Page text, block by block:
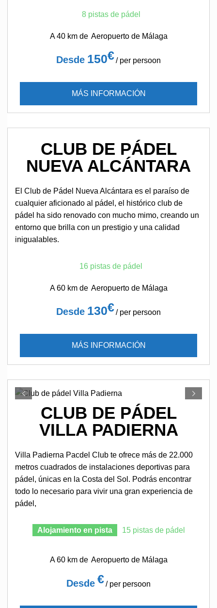
8 pistas de pádel
A 40 km de Aeropuerto de Málaga
Desde 150€/ per persoon
MÁS INFORMACIÓN
CLUB DE PÁDEL
NUEVA ALCÁNTARA
El Club de Pádel Nueva Alcántara es el paraíso de
cualquier aficionado al pádel, el histórico club de
pádel ha sido renovado con mucho mimo, creando un
entorno que brilla con un prestigio y una calidad
inigualables.
16 pistas de pádel
A 60 km de Aeropuerto de Málaga
Desde 130€/ per persoon
MÁS INFORMACIÓN
CLUB DE PÁDEL
VILLA PADIERNA
Villa Padierna Pacdel Club te ofrece más de 22.000
metros cuadrados de instalaciones deportivas para
pádel, únicas en la Costa del Sol. Podrás encontrar
todo lo necesario para vivir una gran experiencia de
pádel,
Alojamiento en pista 15 pistas de pádel
A 60 km de Aeropuerto de Málaga
Desde €/ per persoon